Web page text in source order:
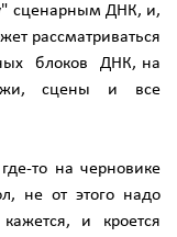
сценарным ДНК, и,
рассматриваться
блоков ДНК, на
сцены и все
то на черновике
не от этого надо
и кроется